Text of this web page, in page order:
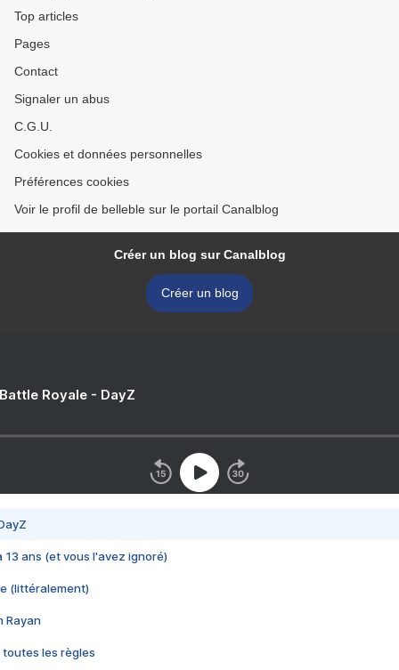
Top articles
Pages
Contact
Signaler un abus
C.G.U.
Cookies et données personnelles
Préférences cookies
Voir le profil de belleble sur le portail Canalblog
Créer un blog sur Canalblog
Créer un blog
Royale - DayZ
13 ans (et vous l'avez ignoré)
(littéralement)
Rayan
toutes les règles